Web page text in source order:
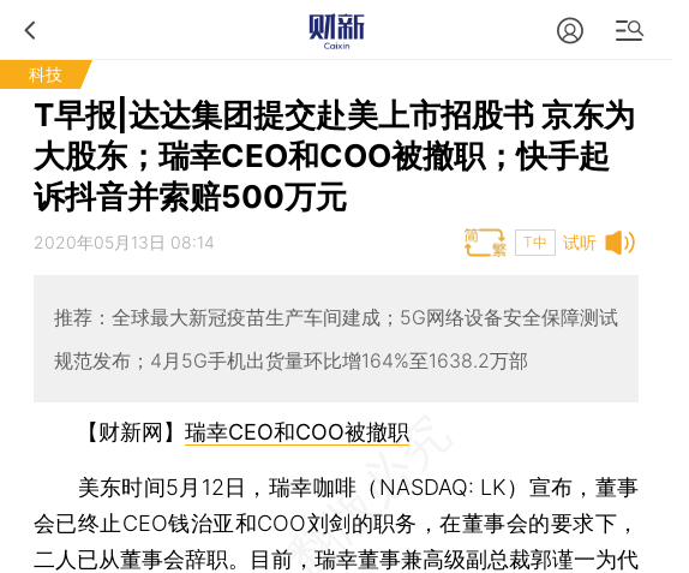
科技
T早报|达达集团提交赴美上市招股书 京东为
大股东；瑞幸CEO和COO被撤职；快手起
诉抖音并索赔500万元
试听
2020年05月13日 08:14 T中
推荐：全球最大新冠疫苗生产车间建成；5G网络设备安全保障测试
规范发布；4月5G手机出货量环比增164%至1638.2万部
【财新网】 瑞幸CEO和COO被撤职
美东时间5月12日，瑞幸咖啡（NASDAQ: LK）宣布，董事
会已终止CEO钱治亚和COO刘剑的职务，在董事会的要求下，
二人已从董事会辞职。目前，瑞幸董事兼高级副总裁郭谨一为代